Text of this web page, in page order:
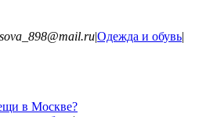
|Одежда и обувь|
в Москве?